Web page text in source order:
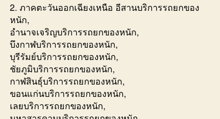
2. ภาคตะวันออกเฉียงเหนือ อีสานบริการรถยกของ
หนัก,
อำนาจเจริญบริการรถยกของหนัก,
บึงกาฬบริการรถยกของหนัก,
บุรีรัมย์บริการรถยกของหนัก,
ชัยภูมิบริการรถยกของหนัก,
กาฬสินธุ์บริการรถยกของหนัก,
ขอนแก่นบริการรถยกของหนัก,
เลยบริการรถยกของหนัก,